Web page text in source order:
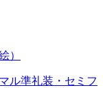
）
ル準礼装・セミフ